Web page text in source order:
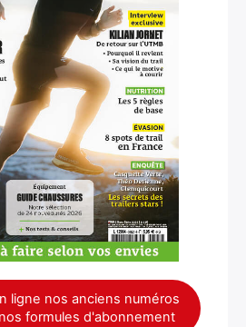
ligne nos anciens numéros
formules d'abonnement